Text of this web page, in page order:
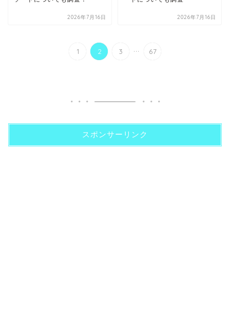
2026年7月16日 2026年7月16日
1 2 3 ... 67
スポンサーリンク